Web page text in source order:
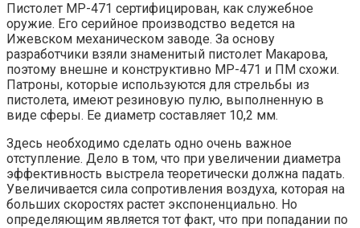
Пистолет МР-471 сертифицирован, как служебное
оружие. Его серийное производство ведется на
Ижевском механическом заводе. За основу
разработчики взяли знаменитый пистолет Макарова,
поэтому внешне и конструктивно МР-471 и ПМ схожи.
Патроны, которые используются для стрельбы из
пистолета, имеют резиновую пулю, выполненную в
виде сферы. Ее диаметр составляет 10,2 мм.
Здесь необходимо сделать одно очень важное
отступление. Дело в том, что при увеличении диаметра
эффективность выстрела теоретически должна падать.
Увеличивается сила сопротивления воздуха, которая на
больших скоростях растет экспоненциально. Но
определяющим является тот факт, что при попадании по